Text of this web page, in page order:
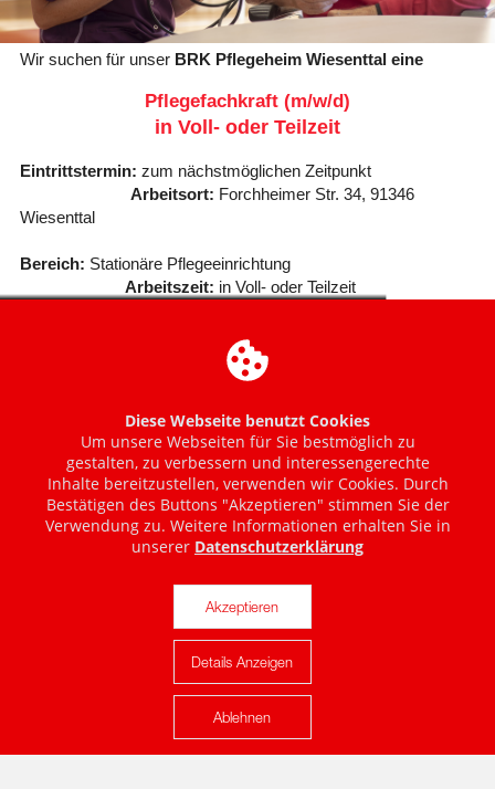
Karte anzeigen
Diese Webseite benutzt Cookies
Um unsere Webseiten für Sie bestmöglich zu
gestalten, zu verbessern und interessengerechte
Inhalte bereitzustellen, verwenden wir Cookies. Durch
Bestätigen des Buttons "Akzeptieren" stimmen Sie der
Verwendung zu. Weitere Informationen erhalten Sie in
unserer Datenschutzerklärung
Akzeptieren
Details Anzeigen
Ablehnen